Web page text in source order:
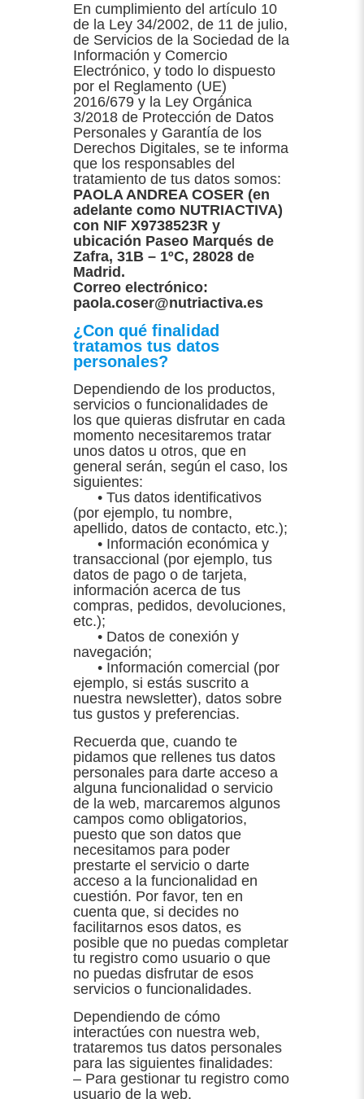
En cumplimiento del artículo 10
de la Ley 34/2002, de 11 de julio,
de Servicios de la Sociedad de la
Información y Comercio
Electrónico, y todo lo dispuesto
por el Reglamento (UE)
2016/679 y la Ley Orgánica
3/2018 de Protección de Datos
Personales y Garantía de los
Derechos Digitales, se te informa
que los responsables del
tratamiento de tus datos somos:
PAOLA ANDREA COSER (en
adelante como NUTRIACTIVA)
con NIF X9738523R y
ubicación Paseo Marqués de
Zafra, 31B – 1ºC, 28028 de
Madrid.
Correo electrónico:
paola.coser@nutriactiva.es
¿Con qué finalidad
tratamos tus datos
personales?
Dependiendo de los productos,
servicios o funcionalidades de
los que quieras disfrutar en cada
momento necesitaremos tratar
unos datos u otros, que en
general serán, según el caso, los
siguientes:
• Tus datos identificativos
(por ejemplo, tu nombre,
apellido, datos de contacto, etc.);
• Información económica y
transaccional (por ejemplo, tus
datos de pago o de tarjeta,
información acerca de tus
compras, pedidos, devoluciones,
etc.);
• Datos de conexión y
navegación;
• Información comercial (por
ejemplo, si estás suscrito a
nuestra newsletter), datos sobre
tus gustos y preferencias.
Recuerda que, cuando te
pidamos que rellenes tus datos
personales para darte acceso a
alguna funcionalidad o servicio
de la web, marcaremos algunos
campos como obligatorios,
puesto que son datos que
necesitamos para poder
prestarte el servicio o darte
acceso a la funcionalidad en
cuestión. Por favor, ten en
cuenta que, si decides no
facilitarnos esos datos, es
posible que no puedas completar
tu registro como usuario o que
no puedas disfrutar de esos
servicios o funcionalidades.
Dependiendo de cómo
interactúes con nuestra web,
trataremos tus datos personales
para las siguientes finalidades:
– Para gestionar tu registro como
usuario de la web.